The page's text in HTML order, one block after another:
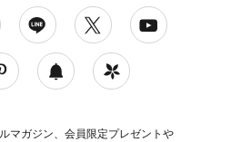
マガジン、会員限定プレゼントや